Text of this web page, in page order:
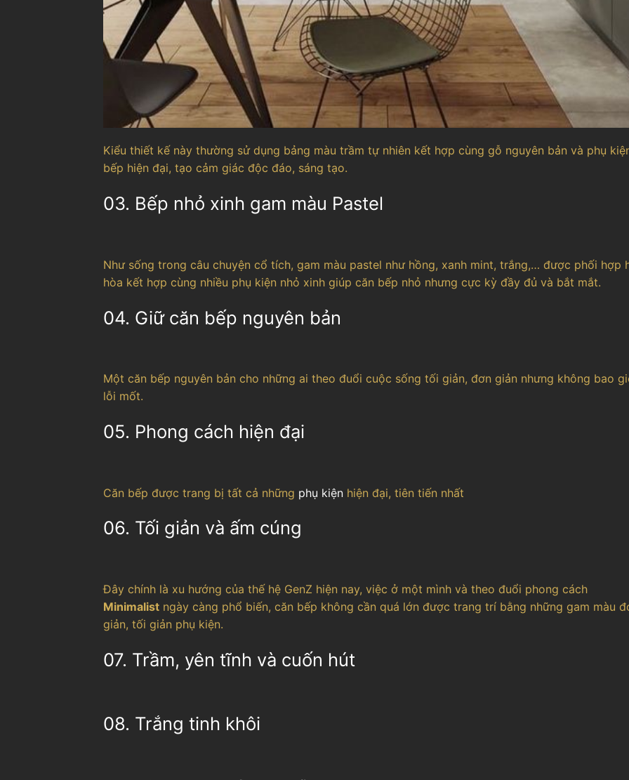
Kiểu thiết kế này thường sử dụng bảng màu trầm tự nhiên kết hợp cùng gỗ nguyên bản và phụ
bếp hiện đại, tạo cảm giác độc đáo, sáng tạo.
03. Bếp nhỏ xinh gam màu Pastel
Như sống trong câu chuyện cổ tích, gam màu pastel như hồng, xanh mint, trắng,… được phối hợp
hòa kết hợp cùng nhiều phụ kiện nhỏ xinh giúp căn bếp nhỏ nhưng cực kỳ đầy đủ và bắt mắt.
04. Giữ căn bếp nguyên bản
Một căn bếp nguyên bản cho những ai theo đuổi cuộc sống tối giản, đơn giản nhưng không bao
lỗi mốt.
05. Phong cách hiện đại
Căn bếp được trang bị tất cả những phụ kiện hiện đại, tiên tiến nhất
06. Tối giản và ấm cúng
Đây chính là xu hướng của thế hệ GenZ hiện nay, việc ở một mình và theo đuổi phong cách
Minimalist ngày càng phổ biến, căn bếp không cần quá lớn được trang trí bằng những gam màu
giản, tối giản phụ kiện.
07. Trầm, yên tĩnh và cuốn hút
08. Trắng tinh khôi